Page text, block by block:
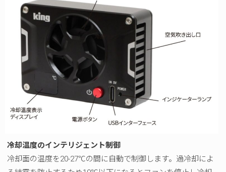
冷却温度のインテリジェント制御
冷却面の温度を20-27℃の間に自動で制御します。過冷却によ